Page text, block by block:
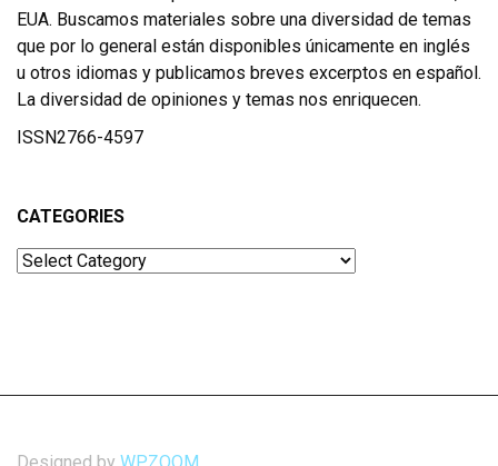
EUA. Buscamos materiales sobre una diversidad de temas
que por lo general están disponibles únicamente en inglés
u otros idiomas y publicamos breves excerptos en español.
La diversidad de opiniones y temas nos enriquecen.
ISSN2766-4597
CATEGORIES
Categories